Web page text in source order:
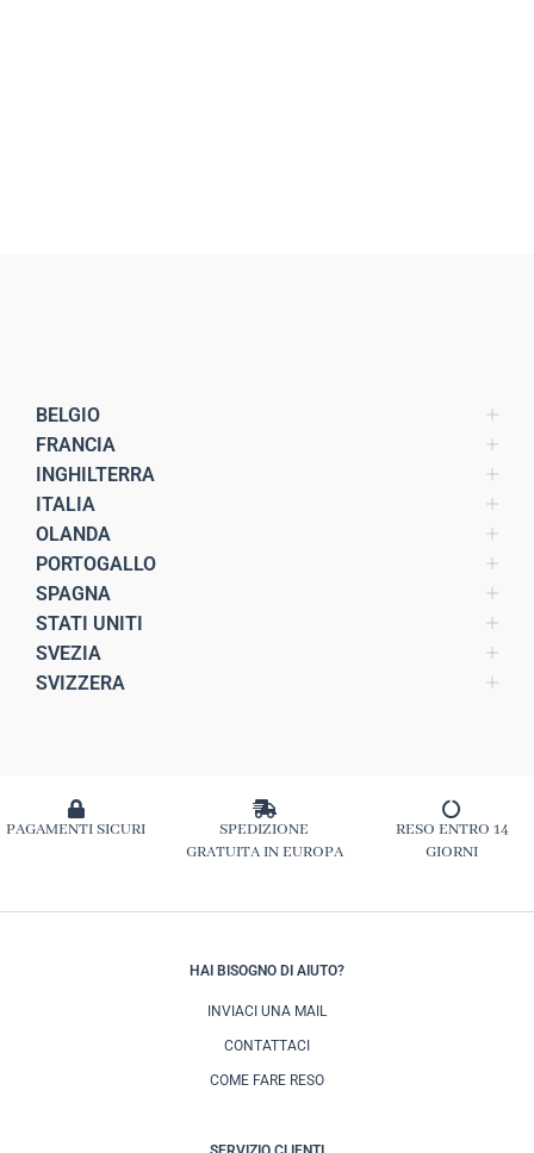
BELGIO
FRANCIA
INGHILTERRA
ITALIA
OLANDA
PORTOGALLO
SPAGNA
STATI UNITI
SVEZIA
SVIZZERA
PAGAMENTI SICURI
SPEDIZIONE
GRATUITA IN EUROPA
RESO ENTRO 14
GIORNI
HAI BISOGNO DI AIUTO?
INVIACI UNA MAIL
CONTATTACI
COME FARE RESO